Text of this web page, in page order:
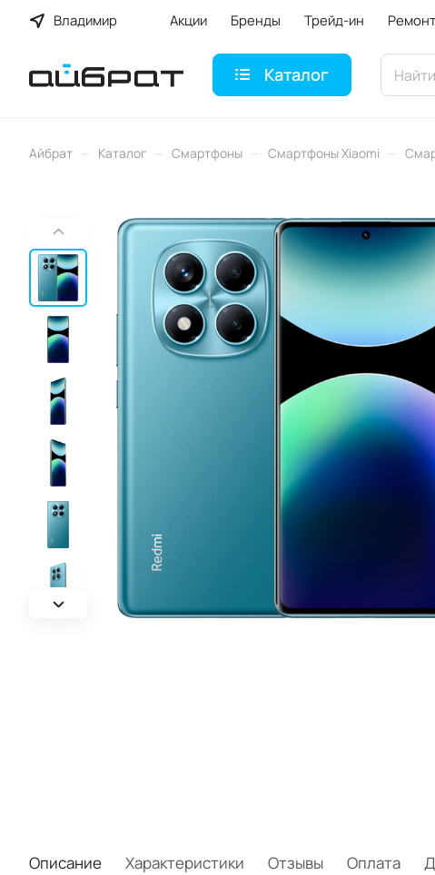
Владимир Акции Бренды Трейд-ин
Каталог
Айбрат – Каталог – Смартфоны – Смартфоны Xiaomi –
Описание Характеристики Отзывы Оплата